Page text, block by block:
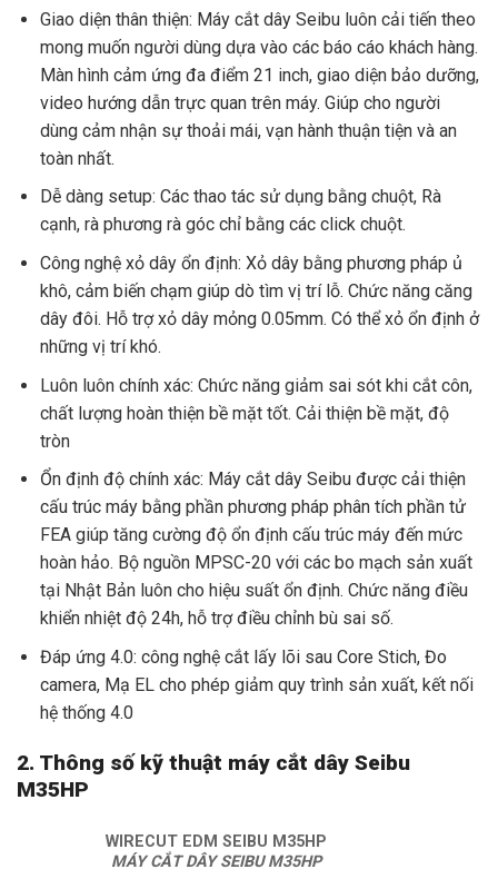
Giao diện thân thiện: Máy cắt dây Seibu luôn cải tiến theo
mong muốn người dùng dựa vào các báo cáo khách hàng.
Màn hình cảm ứng đa điểm 21 inch, giao diện bảo dưỡng,
video hướng dẫn trực quan trên máy. Giúp cho người
dùng cảm nhận sự thoải mái, vạn hành thuận tiện và an
toàn nhất.
Dễ dàng setup: Các thao tác sử dụng bằng chuột, Rà
cạnh, rà phương rà góc chỉ bằng các click chuột.
Công nghệ xỏ dây ổn định: Xỏ dây bằng phương pháp ủ
khô, cảm biến chạm giúp dò tìm vị trí lỗ. Chức năng căng
dây đôi. Hỗ trợ xỏ dây mỏng 0.05mm. Có thể xỏ ổn định ở
những vị trí khó.
Luôn luôn chính xác: Chức năng giảm sai sót khi cắt côn,
chất lượng hoàn thiện bề mặt tốt. Cải thiện bề mặt, độ
tròn
Ổn định độ chính xác: Máy cắt dây Seibu được cải thiện
cấu trúc máy bằng phần phương pháp phân tích phần tử
FEA giúp tăng cường độ ổn định cấu trúc máy đến mức
hoàn hảo. Bộ nguồn MPSC-20 với các bo mạch sản xuất
tại Nhật Bản luôn cho hiệu suất ổn định. Chức năng điều
khiển nhiệt độ 24h, hỗ trợ điều chỉnh bù sai số.
Đáp ứng 4.0: công nghệ cắt lấy lõi sau Core Stich, Đo
camera, Mạ EL cho phép giảm quy trình sản xuất, kết nối
hệ thống 4.0
2. Thông số kỹ thuật máy cắt dây Seibu
M35HP
WIRECUT EDM SEIBU M35HP
MÁY CẮT DÂY SEIBU M35HP